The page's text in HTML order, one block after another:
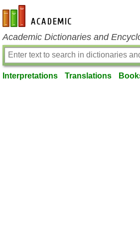
en-academic.com
Academic Dictionaries and
Interpretations Translations